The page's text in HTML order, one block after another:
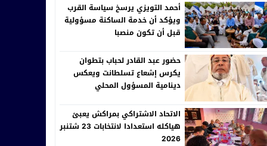
أحمد التويزي يرسخ سياسة القرب
ويؤكد أن خدمة الساكنة مسؤولية
قبل أن تكون منصبا
حضور عبد القادر لحباب بتطوان
يكرس إشعاع تسلطانت ويعكس
دينامية المسؤول المحلي
الاتحاد الاشتراكي بمراكش يعبئ
هياكله استعدادا لانتخابات 23 شتنبر
2026